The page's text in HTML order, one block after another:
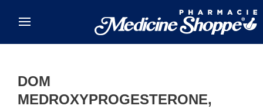
DOM
MEDROXYPROGESTERONE,